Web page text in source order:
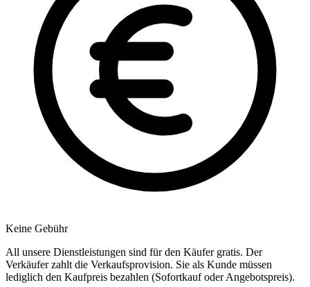
Keine Gebühr
All unsere Dienstleistungen sind für den Käufer gratis. Der
Verkäufer zahlt die Verkaufsprovision. Sie als Kunde müssen
lediglich den Kaufpreis bezahlen (Sofortkauf oder Angebotspreis).